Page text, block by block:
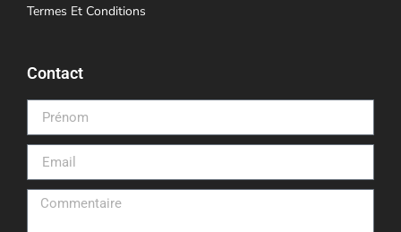
Termes Et Conditions
Contact